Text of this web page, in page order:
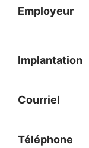
Employeur
Implantation
Courriel
Téléphone